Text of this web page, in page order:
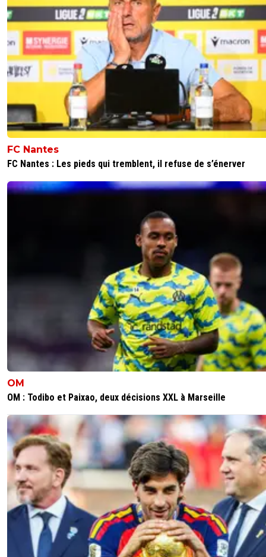
FC Nantes
FC Nantes : Les pieds qui tremblent, il refuse de s’énerver
OM
OM : Todibo et Paixao, deux décisions XXL à Marseille